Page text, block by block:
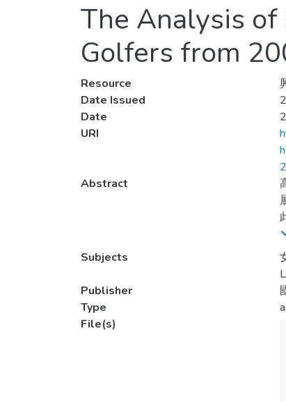
The Analysis
Golfers from
Resource
Date Issued
Date
URI
Abstract
Subjects
Publisher
Type
File(s)